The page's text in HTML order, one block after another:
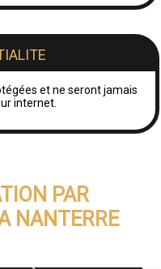
et ne seront jamais
internet.
PAR
NANTERRE